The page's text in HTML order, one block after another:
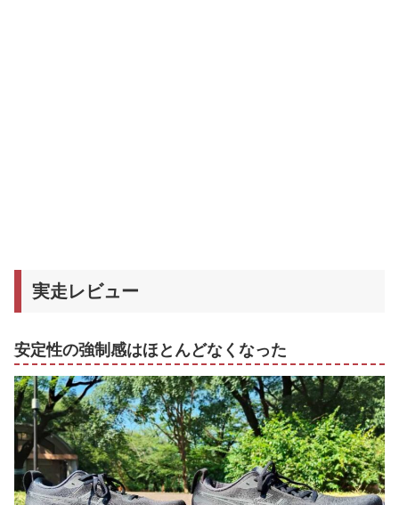
実走レビュー
安定性の強制感はほとんどなくなった